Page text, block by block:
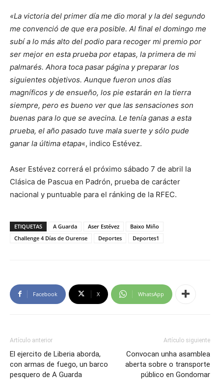
«La victoria del primer día me dio moral y la del segundo
me convenció de que era posible. Al final el domingo me
subí a lo más alto del podio para recoger mi premio por
ser mejor en esta prueba por etapas, la primera de mi
palmarés. Ahora toca pasar página y preparar los
siguientes objetivos. Aunque fueron unos días
magníficos y de ensueño, los pie estarán en la tierra
siempre, pero es bueno ver que las sensaciones son
buenas para lo que se avecina. Le tenía ganas a esta
prueba, el año pasado tuve mala suerte y sólo pude
ganar la última etapa«, indico Estévez.
Aser Estévez correrá el próximo sábado 7 de abril la
Clásica de Pascua en Padrón, prueba de carácter
nacional y puntuable para el ránking de la RFEC.
ETIQUETAS A Guarda Aser Estévez
Baixo Miño
Challenge 4 Días de Ourense
Deportes Deportes1
Facebook X WhatsApp
Artículo anterior
El ejercito de Liberia aborda,
con armas de fuego, un barco
pesquero de A Guarda
Artículo siguiente
Convocan unha asamblea
aberta sobre o transporte
público en Gondomar